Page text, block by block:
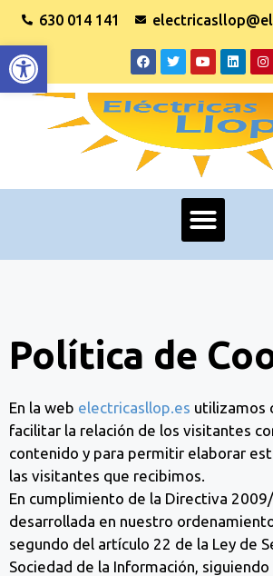
Abrir barra de herramientas
630 014 141
Política de
En la web electricasllop.es utilizamos
facilitar la relación de los visitantes
contenido y para permitir elaborar
las visitantes que recibimos.
En cumplimiento de la Directiva
desarrollada en nuestro
segundo del artículo 22 de la Ley de
Sociedad de la Información,